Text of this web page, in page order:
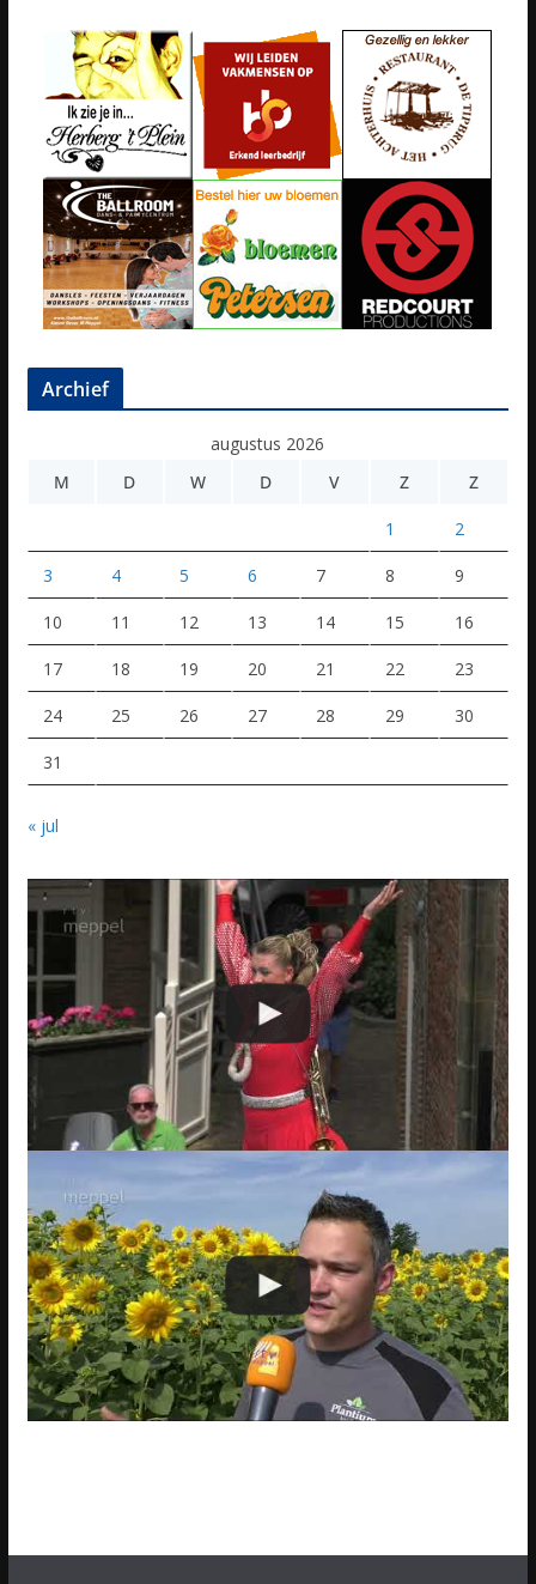
Archief
augustus 2026
M
D W D V Z Z
1 2
3 4 5 6 7 8 9
10 11 12 13 14 15 16
17 18 19 20 21 22 23
24 25 26 27 28 29 30
31
« jul